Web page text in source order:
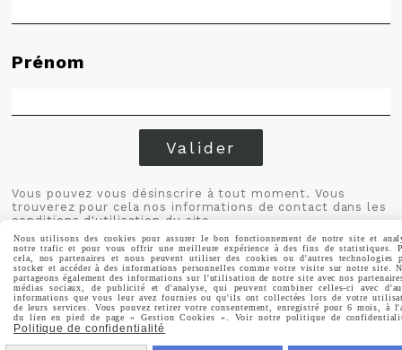
Prénom
Valider
Vous pouvez vous désinscrire à tout moment. Vous
trouverez pour cela nos informations de contact dans les
conditions d'utilisation du site.
MENTIONS LÉGALES
CONDITIONS GÉNÉRALES DE VENTE
Nous utilisons des cookies pour assurer le bon fonctionnement de notre site et
notre trafic et pour vous offrir une meilleure expérience à des fins de statistiques.
cela, nos partenaires et nous peuvent utiliser des cookies ou d'autres technologies
stocker et accéder à des informations personnelles comme votre visite sur notre site.
partageons également des informations sur l'utilisation de notre site avec nos
médias sociaux, de publicité et d'analyse, qui peuvent combiner celles-ci avec
informations que vous leur avez fournies ou qu'ils ont collectées lors de votre
de leurs services. Vous pouvez retirer votre consentement, enregistré pour 6 mois, à
du lien en pied de page « Gestion Cookies ». Voir notre politique de
Politique de confidentialité